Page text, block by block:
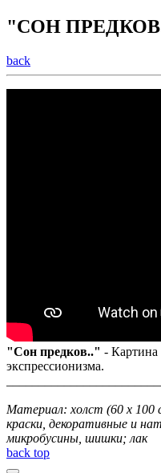
"СОН
back
"Сон предков.." - Картина
экспрессионизма.
Материал: холст (60 х 100
краски, декоративные и
микробусины, шишки; лак
back top